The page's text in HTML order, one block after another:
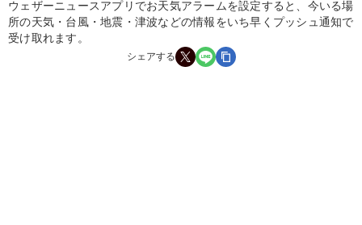
ウェザーニュースアプリでお天気アラームを設定すると、今いる場
所の天気・台風・地震・津波などの情報をいち早くプッシュ通知で
受け取れます。
シェアする